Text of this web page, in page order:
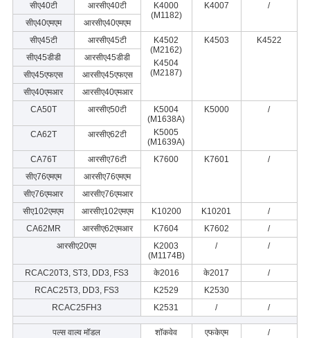
सीए40टी
आरसीए40टी
K4000
(M1182)
K4007
/
सीए40एमएम
आरसीए40एमएम
सीए45टी
आरसीए45टी
K4502
(M2162)
K4504
(M2187)
K4503
K4522
सीए45डीडी
आरसीए45डीडी
सीए45एफएस
आरसीए45एफएस
सीए40एमआर
आरसीए40एमआर
CA50T
आरसीए50टी
K5004
(M1638A)
K5005
(M1639A)
K5000 /
CA62T आरसीए62टी
CA76T आरसीए76टी K7600 K7601
/
सीए76एमएम
आरसीए76एमएम
सीए76एमआर
आरसीए76एमआर
सीए102एमएम
आरसीए102एमएम K10200 K10201
/
CA62MR
आरसीए62एमआर K7604 K7602
/
आरसीए20एम
K2003
(M1174B)
/ /
RCAC20T3, ST3, DD3, FS3 के2016 के2017
/
RCAC25T3, DD3, FS3
K2529
K2530
RCAC25FH3
K2531 / /
पल्स वाल्व मॉडल
शॉकवेव
एफकेएम
/